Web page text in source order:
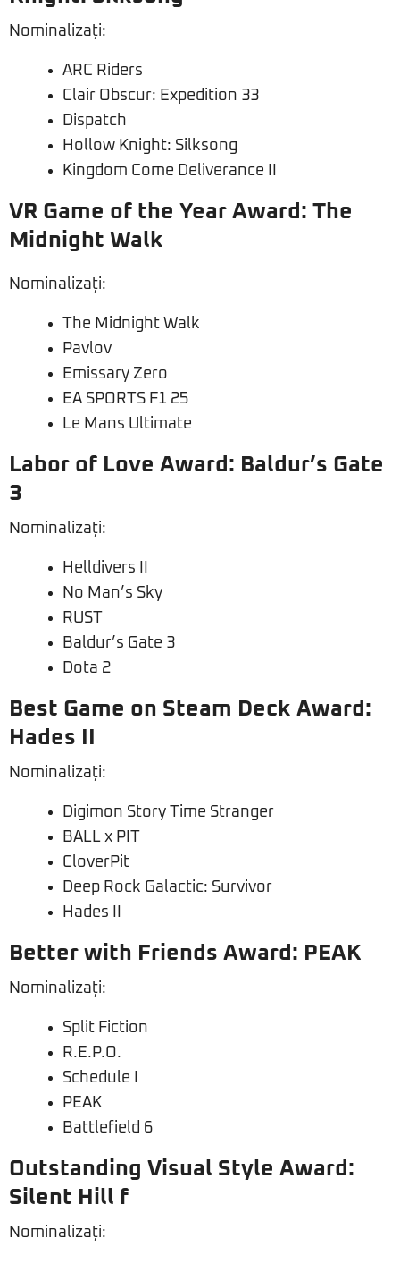
Nominalizați:
ARC Riders
Clair Obscur: Expedition 33
Dispatch
Hollow Knight: Silksong
Kingdom Come Deliverance II
VR Game of the Year Award: The
Midnight Walk
Nominalizați:
The Midnight Walk
Pavlov
Emissary Zero
EA SPORTS F1 25
Le Mans Ultimate
Labor of Love Award: Baldur’s Gate
3
Nominalizați:
Helldivers II
No Man’s Sky
RUST
Baldur’s Gate 3
Dota 2
Best Game on Steam Deck Award:
Hades II
Nominalizați:
Digimon Story Time Stranger
BALL x PIT
CloverPit
Deep Rock Galactic: Survivor
Hades II
Better with Friends Award: PEAK
Nominalizați:
Split Fiction
R.E.P.O.
Schedule I
PEAK
Battlefield 6
Outstanding Visual Style Award:
Silent Hill f
Nominalizați: